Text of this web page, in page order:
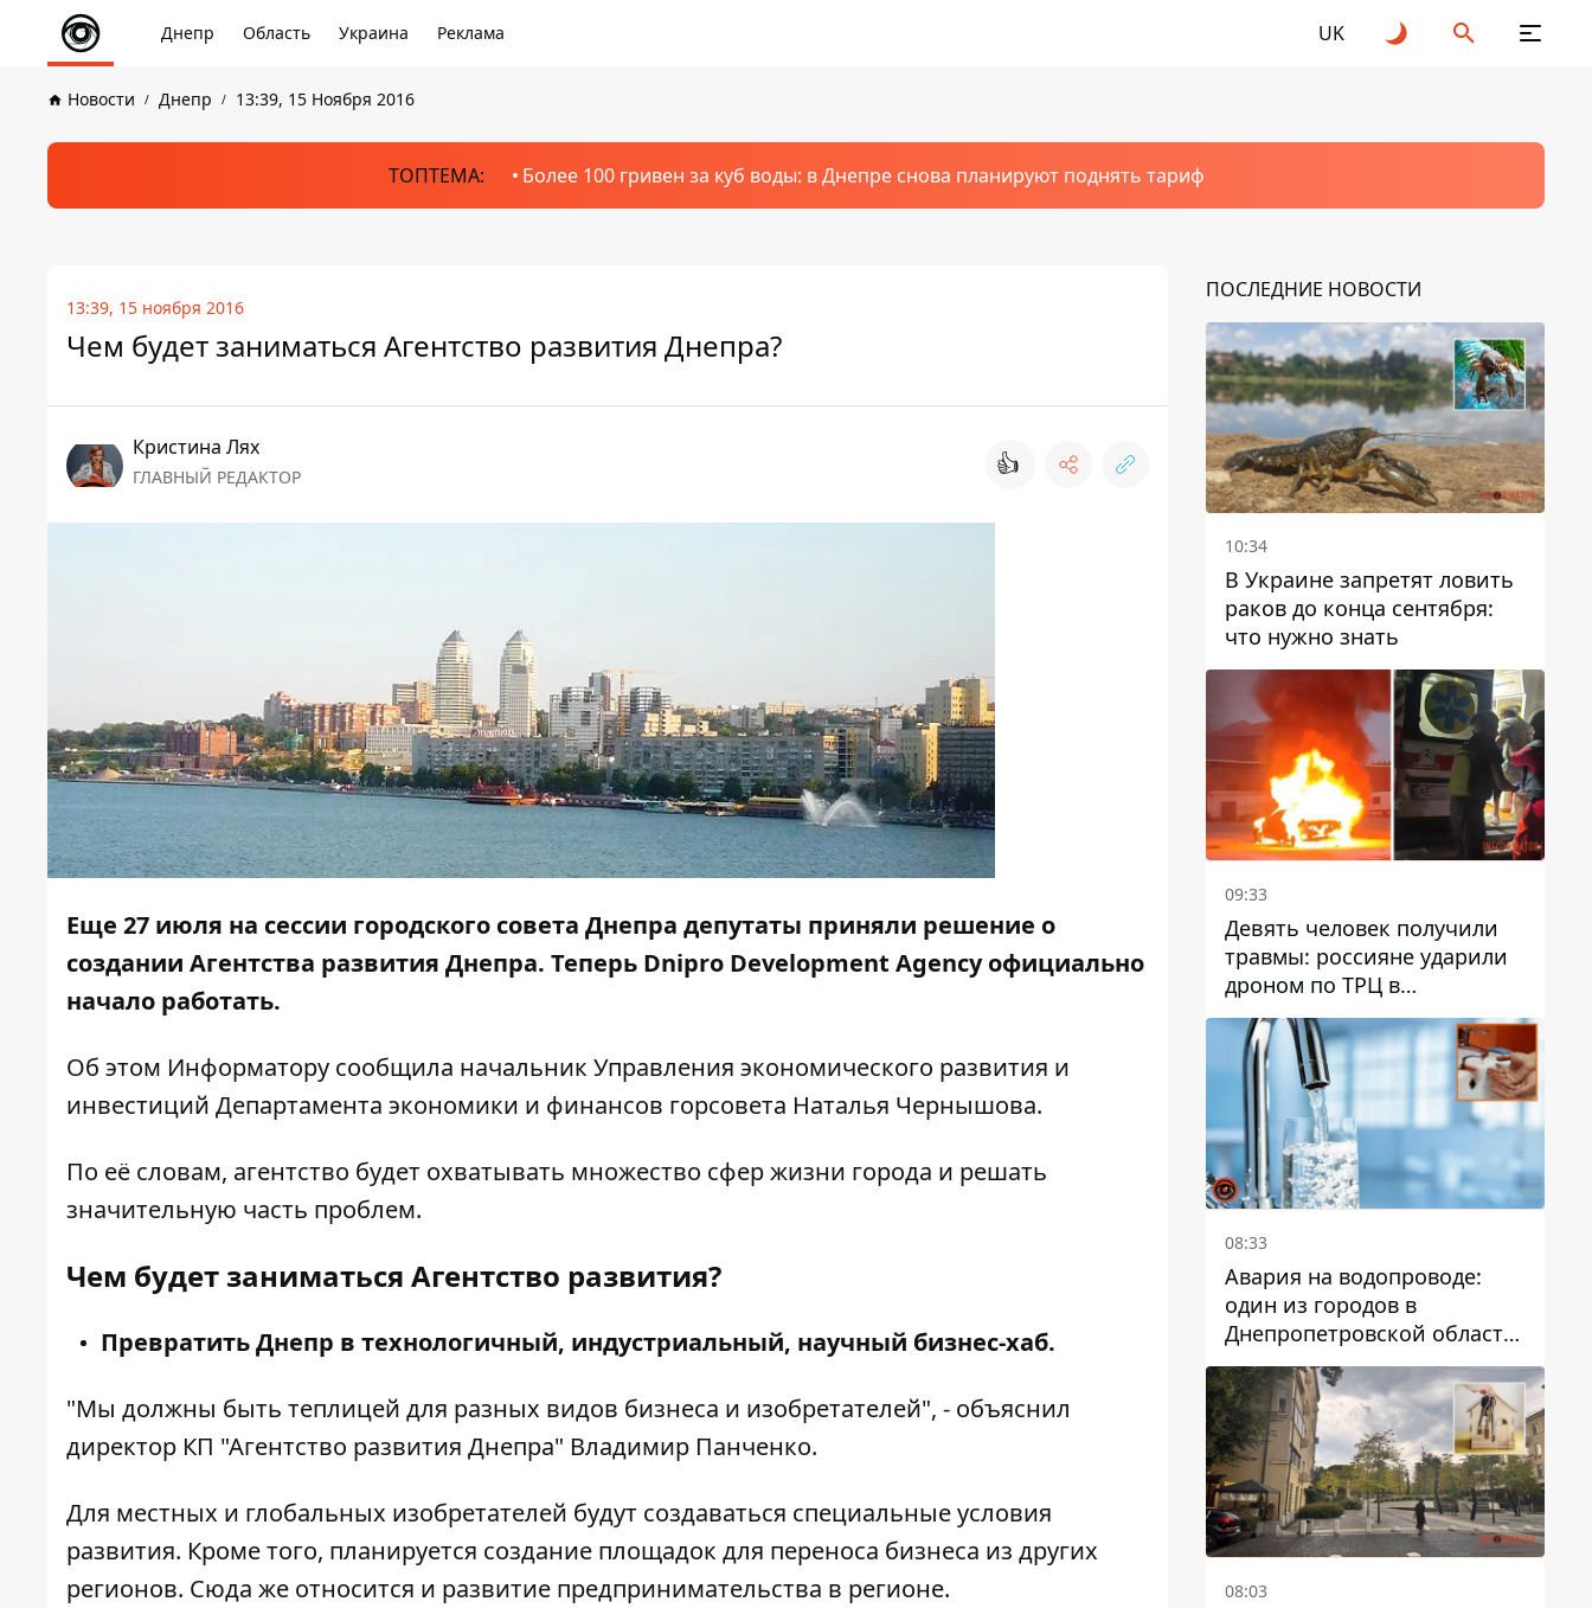
Днепр Область Украина Реклама UK
Новости Днепр 13:39, 15 Ноября 2016
ТОПТЕМА: Более 100 гривен за куб воды: в Днепре снова планируют поднять тариф
13:39, 15 ноября 2016
Чем будет заниматься Агентство развития Днепра?
Кристина Лях
ГЛАВНЫЙ РЕДАКТОР 👍
Еще 27 июля на сессии городского совета Днепра депутаты приняли решение о
создании Агентства развития Днепра. Теперь Dnipro Development Agency официально
начало работать.
Об этом Информатору сообщила начальник Управления экономического развития и
инвестиций Департамента экономики и финансов горсовета Наталья Чернышова.
По её словам, агентство будет охватывать множество сфер жизни города и решать
значительную часть проблем.
Чем будет заниматься Агентство развития?
Превратить Днепр в технологичный, индустриальный, научный бизнес-хаб.
"Мы должны быть теплицей для разных видов бизнеса и изобретателей", - объяснил
директор КП "Агентство развития Днепра" Владимир Панченко.
Для местных и глобальных изобретателей будут создаваться специальные условия
развития. Кроме того, планируется создание площадок для переноса бизнеса из других
регионов. Сюда же относится и развитие предпринимательства в регионе.
ПОСЛЕДНИЕ НОВОСТИ
10:34
В Украине запретят ловить
раков до конца сентября:
что нужно знать
09:33
Девять человек получили
травмы: россияне ударили
дроном по ТРЦ в
Павлограде, будет ли
работать заведение в
дальнейшем
08:33
Авария на водопроводе:
один из городов в
Днепропетровской области
остался без воды
08:03